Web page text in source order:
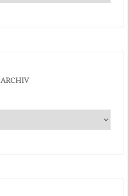
ARCHIV